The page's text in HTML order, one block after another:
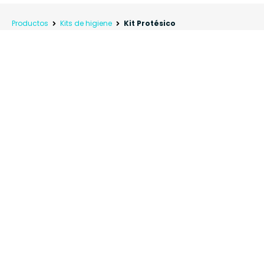
Productos Kits de higiene Kit Protésico